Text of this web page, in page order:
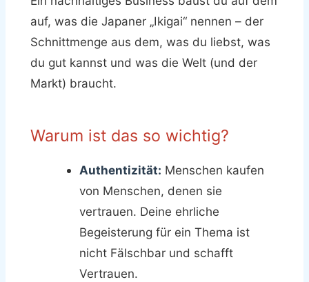
auf, was die Japaner „Ikigai“ nennen – der
Schnittmenge aus dem, was du liebst, was
du gut kannst und was die Welt (und der
Markt) braucht.
Warum ist das so wichtig?
Authentizität: Menschen kaufen
von Menschen, denen sie
vertrauen. Deine ehrliche
Begeisterung für ein Thema ist
nicht Fälschbar und schafft
Vertrauen.